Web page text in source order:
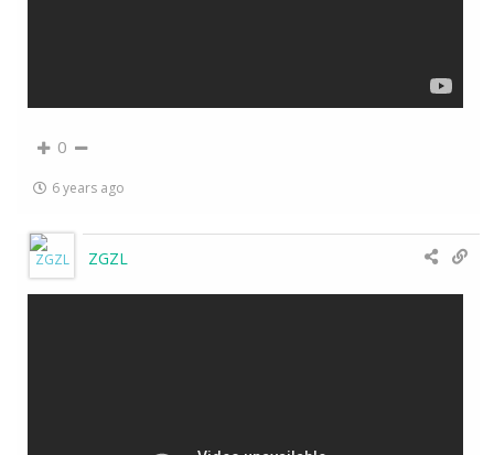
0
6 years ago
ZGZL